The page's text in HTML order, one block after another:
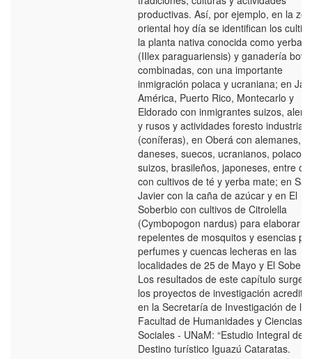
productivas. Así, por ejemplo, en la
oriental hoy día se identifican los
la planta nativa conocida como yerba
(IIlex paraguariensis) y ganadería
combinadas, con una importante
inmigración polaca y ucraniana; en
América, Puerto Rico, Montecarlo y
Eldorado con inmigrantes suizos,
y rusos y actividades foresto
(coníferas), en Oberá con alemanes,
daneses, suecos, ucranianos, polacos,
suizos, brasileños, japoneses, entre
con cultivos de té y yerba mate; en San
Javier con la caña de azúcar y en El
Soberbio con cultivos de Citrolella
(Cymbopogon nardus) para elaborar
repelentes de mosquitos y esencias
perfumes y cuencas lecheras en las
localidades de 25 de Mayo y El
Los resultados de este capítulo surgen
los proyectos de investigación
en la Secretaría de Investigación de la
Facultad de Humanidades y Ciencias
Sociales - UNaM: “Estudio Integral del
Destino turístico Iguazú Cataratas.